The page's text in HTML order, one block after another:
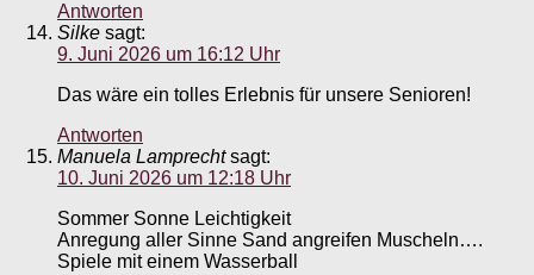
Antworten
Silke sagt:
9. Juni 2026 um 16:12 Uhr
Das wäre ein tolles Erlebnis für unsere Senioren!
Antworten
Manuela Lamprecht sagt:
10. Juni 2026 um 12:18 Uhr
Sommer Sonne Leichtigkeit
Anregung aller Sinne Sand angreifen Muscheln….
Spiele mit einem Wasserball